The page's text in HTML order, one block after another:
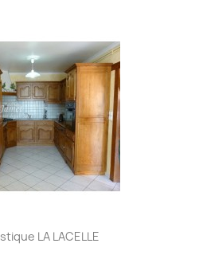
LA LACELLE